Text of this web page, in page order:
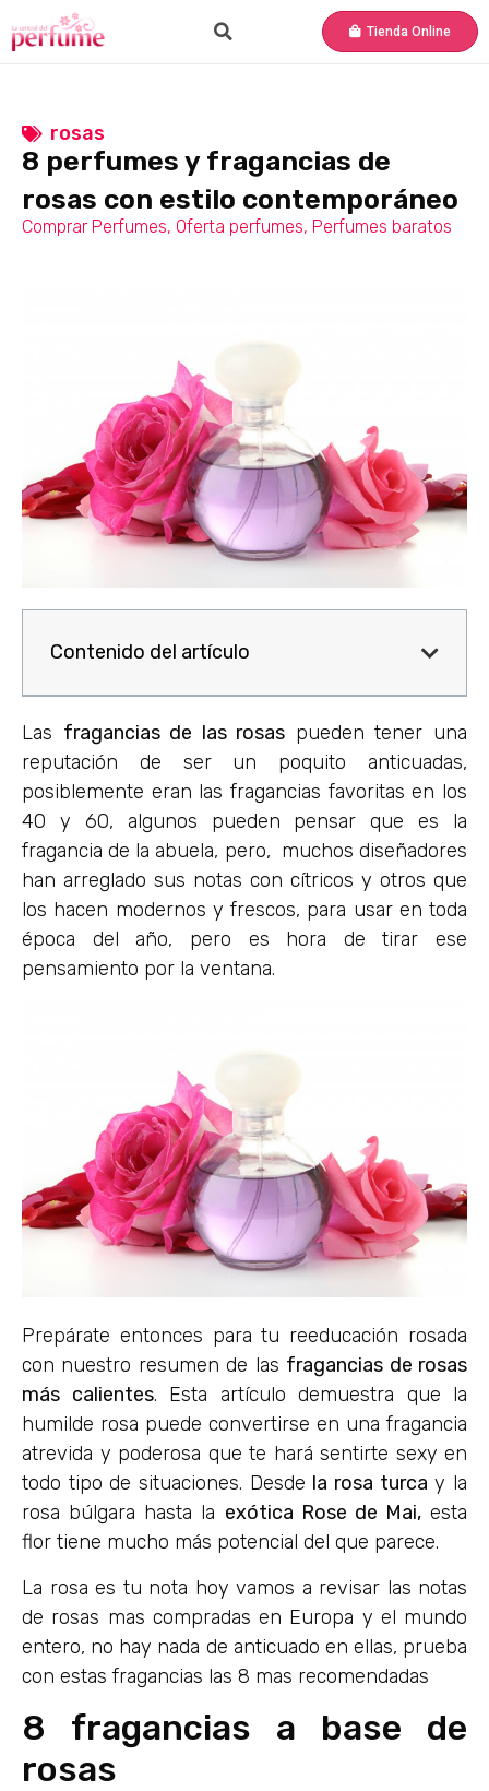
Tienda Online
rosas
8 perfumes y fragancias de
rosas con estilo contemporáneo
Comprar Perfumes, Oferta perfumes, Perfumes baratos
Contenido del artículo
Las fragancias de las rosas pueden tener una
reputación de ser un poquito anticuadas,
posiblemente eran las fragancias favoritas en los
40 y 60, algunos pueden pensar que es la
fragancia de la abuela, pero, muchos diseñadores
han arreglado sus notas con cítricos y otros que
los hacen modernos y frescos, para usar en toda
época del año, pero es hora de tirar ese
pensamiento por la ventana.
Prepárate entonces para tu reeducación rosada
con nuestro resumen de las fragancias de rosas
más calientes. Esta artículo demuestra que la
humilde rosa puede convertirse en una fragancia
atrevida y poderosa que te hará sentirte sexy en
todo tipo de situaciones. Desde la rosa turca y la
rosa búlgara hasta la exótica Rose de Mai,esta
flor tiene mucho más potencial del que parece.
La rosa es tu nota hoy vamos a revisar las notas
de rosas mas compradas en Europa y el mundo
entero, no hay nada de anticuado en ellas, prueba
con estas fragancias las 8 mas recomendadas
8 fragancias a base de
rosas